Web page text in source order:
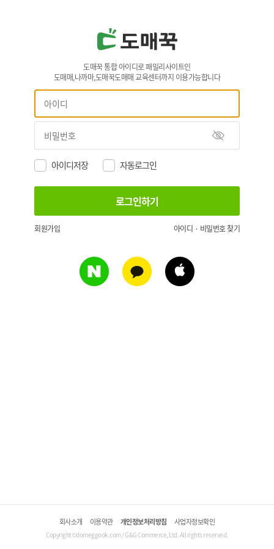
도매꾹 통합 아이디로 패밀리사이트인
도매매,나까마,도매꾹도매매 교육센터까지 이용가능합니다
아이디저장 자동로그인
회원가입 아이디 · 비밀번호 찾기
회사소개 이용약관 개인정보처리방침 사업자정보확인
Copyright©domeggook.com / G&G Commerce, Ltd. All rights reserved.